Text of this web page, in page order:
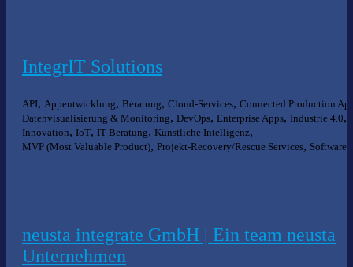
IntegrIT Solutions
API, Appentwicklung, Beratung, Cloud-Services, Connected Production
Datenvisualisierung & Monitoring, DevOps, Enterprise Apps, Industrie 4.0,
Innovation, IoT, IT-Beratung, Künstliche Intelligenz,
MVP (Most Valuable Product), Projekt-Recovery/Rescue Services, Software
neusta integrate GmbH | Ein team neusta
Unternehmen